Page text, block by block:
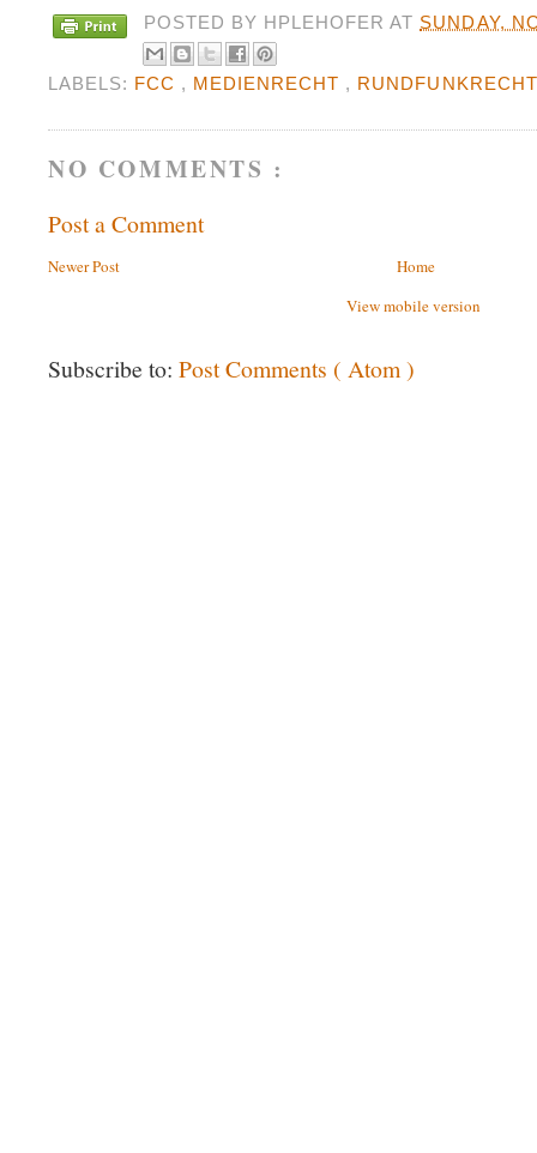
POSTED BY HPLEHOFERAT SUNDAY,
LABELS: FCC , MEDIENRECHT , RUNDFUNKRECHT
NO COMMENTS :
Post a Comment
Newer Post
Home
View mobile version
Subscribe to: Post Comments ( Atom )